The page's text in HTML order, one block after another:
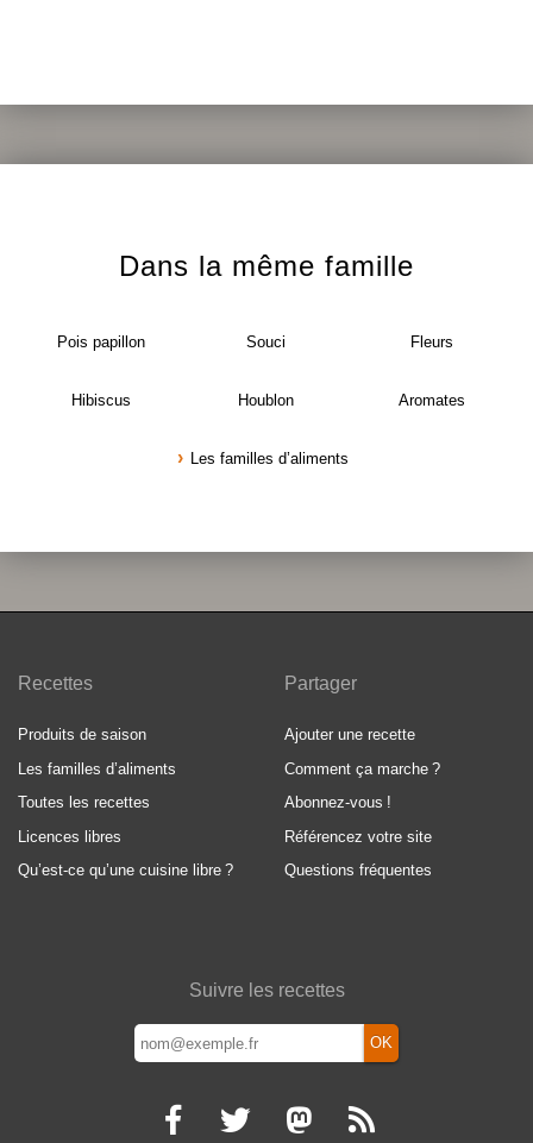
Dans la même famille
Pois papillon Souci Fleurs
Hibiscus Houblon Aromates
Les familles d’aliments
Recettes
Produits de saison
Les familles d’aliments
Toutes les recettes
Licences libres
Qu’est-ce qu’une cuisine libre ?
Partager
Ajouter une recette
Comment ça marche ?
Abonnez-vous !
Référencez votre site
Questions fréquentes
Suivre les recettes
OK